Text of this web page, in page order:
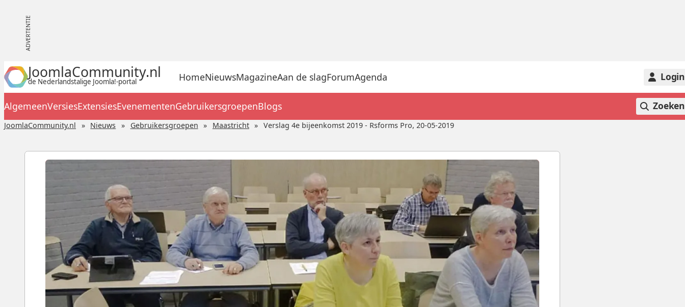
JoomlaCommunity.nl
de Nederlandstalige Joomla!-portal HomeNieuwsMagazineAan de slagForumAgenda Login
AlgemeenVersiesExtensiesEvenementenGebruikersgroepenBlogs Zoeken
JoomlaCommunity.nl Nieuws Gebruikersgroepen Maastricht Verslag 4e bijeenkomst 2019 - Rsforms Pro, 20-05-2019